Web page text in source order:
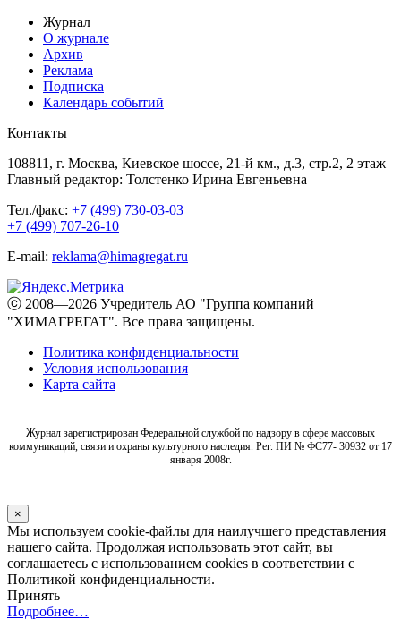
Журнал
О журнале
Архив
Реклама
Подписка
Календарь событий
Контакты
108811, г. Москва, Киевское шоссе, 21-й км., д.3, стр.2, 2 этаж
Главный редактор: Толстенко Ирина Евгеньевна
Тел./факс: +7 (499) 730-03-03
+7 (499) 707-26-10
E-mail: reklama@himagregat.ru
ⓒ 2008—2026 Учредитель АО "Группа компаний
"ХИМАГРЕГАТ". Все права защищены.
Политика конфиденциальности
Условия использования
Карта сайта
Журнал зарегистрирован Федеральной службой по надзору в сфере массовых
коммуникаций, связи и охраны культурного наследия. Рег. ПИ № ФС77- 30932 от 17
января 2008г.
×
Мы используем cookie-файлы для наилучшего представления
нашего сайта. Продолжая использовать этот сайт, вы
соглашаетесь с использованием cookies в соответствии с
Политикой конфиденциальности.
Принять
Подробнее…